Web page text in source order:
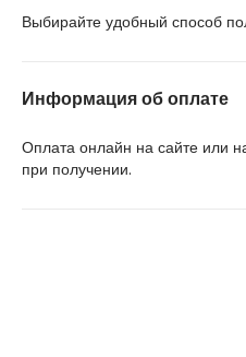
Выбирайте удобный способ
Информация об оплате
Оплата онлайн на сайте или
при получении.